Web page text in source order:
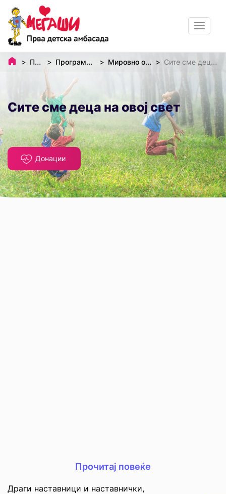
Toggle
Почетна Програми и проекти Мировно образование Сите сме деца на овој свет
Сите сме деца на овој свет
Донации
Прочитај повеќе
Драги наставници и наставнички,